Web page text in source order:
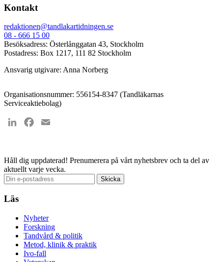
Kontakt
redaktionen@tandlakartidningen.se
08 - 666 15 00
Besöksadress: Österlånggatan 43, Stockholm
Postadress: Box 1217, 111 82 Stockholm
Ansvarig utgivare: Anna Norberg
Organisationsnummer: 556154-8347 (Tandläkarnas
Serviceaktiebolag)
LinkedInFacebook
Håll dig uppdaterad! Prenumerera på vårt nyhetsbrev och ta del av
aktuellt varje vecka.
Läs
Nyheter
Forskning
Tandvård & politik
Metod, klinik & praktik
Ivo-fall